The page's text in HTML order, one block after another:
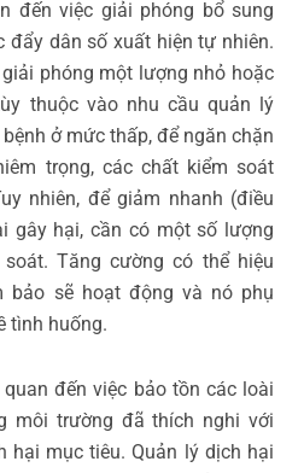
đến việc giải phóng bổ sung
đẩy dân số xuất hiện tự nhiên.
phóng một lượng nhỏ hoặc
thuộc vào nhu cầu quản lý
ở mức thấp, để ngăn chặn
trọng, các chất kiểm soát
nhiên, để giảm nhanh (điều
gây hại, cần có một số lượng
Tăng cường có thể hiệu
bảo sẽ hoạt động và nó phụ
tình huống.
đến việc bảo tồn các loài
môi trường đã thích nghi với
hại mục tiêu. Quản lý dịch hại